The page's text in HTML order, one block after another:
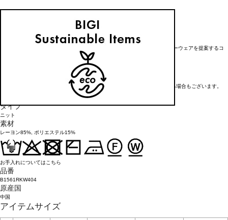
2001年にブランドスタート。
「大人げない大人の服」をコンセプトに、大人が着るリラックスしたデイリーウェアを提案するコ
レディースとメンズのアイテムをご用意しています。
※在庫状況によりお取り寄せなどの事情で、商品お届けまで1週間前後かかる場合もございます。
タイプ
ニット
素材
レーヨン85%, ポリエステル15%
お手入れについてはこちら
品番
B1561RKW404
原産国
中国
アイテムサイズ